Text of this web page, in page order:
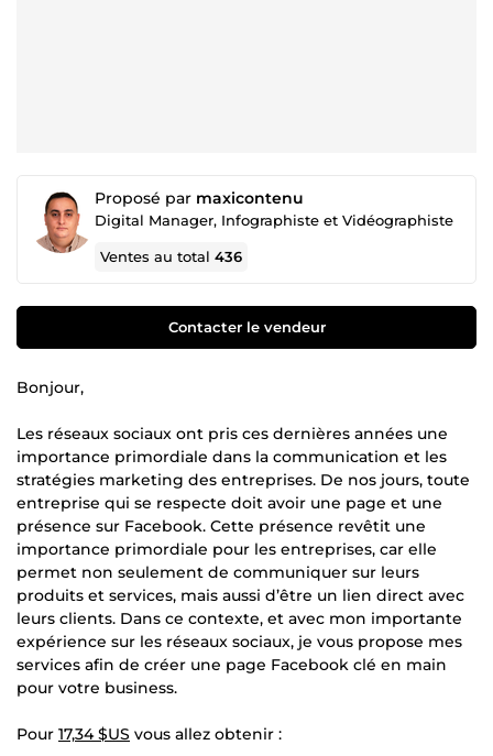
Proposé par maxicontenu
Digital Manager, Infographiste et Vidéographiste
Ventes au total436
Contacter le vendeur
Bonjour,
Les réseaux sociaux ont pris ces dernières années une
importance primordiale dans la communication et les
stratégies marketing des entreprises. De nos jours, toute
entreprise qui se respecte doit avoir une page et une
présence sur Facebook. Cette présence revêtit une
importance primordiale pour les entreprises, car elle
permet non seulement de communiquer sur leurs
produits et services, mais aussi d’être un lien direct avec
leurs clients. Dans ce contexte, et avec mon importante
expérience sur les réseaux sociaux, je vous propose mes
services afin de créer une page Facebook clé en main
pour votre business.
Pour 17,34 $US vous allez obtenir :